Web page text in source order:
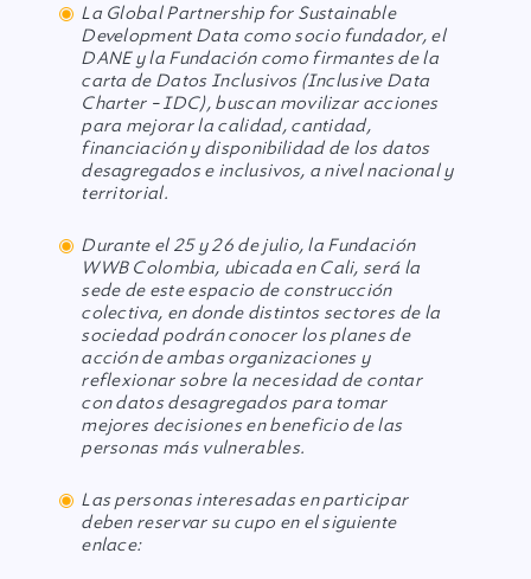
La Global Partnership for Sustainable
Development Data como socio fundador, el
DANE y la Fundación como firmantes de la
carta de Datos Inclusivos (Inclusive Data
Charter – IDC), buscan movilizar acciones
para mejorar la calidad, cantidad,
financiación y disponibilidad de los datos
desagregados e inclusivos, a nivel nacional y
territorial.
Durante el 25 y 26 de julio, la Fundación
WWB Colombia, ubicada en Cali, será la
sede de este espacio de construcción
colectiva, en donde distintos sectores de la
sociedad podrán conocer los planes de
acción de ambas organizaciones y
reflexionar sobre la necesidad de contar
con datos desagregados para tomar
mejores decisiones en beneficio de las
personas más vulnerables.
Las personas interesadas en participar
deben reservar su cupo en el siguiente
enlace: